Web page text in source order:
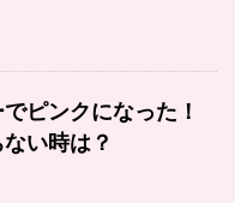
ピンクになった！
い時は？